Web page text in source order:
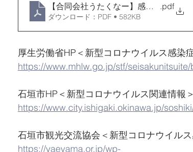
【合同会社うたくなー】感染防止対策
.pdf
ダウンロード：PDF • 582KB
厚生労働省HP＜新型コロナウイルス感染
https://www.mhlw.go.jp/stf/
石垣市HP＜新型コロナウイルス関連情報＞
https://www.city.ishigaki.okinawa.jp/
石垣市観光交流協会＜新型コロナウイル
https://yaeyama.or.jp/wp-